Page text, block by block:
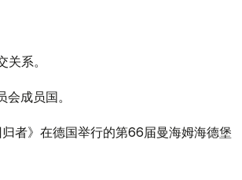
系。
成员国。
者》在德国举行的第66届曼海姆海德堡